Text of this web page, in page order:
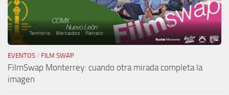
EVENTOS / FILM SWAP
FilmSwap Monterrey: cuando otra mirada completa la
imagen